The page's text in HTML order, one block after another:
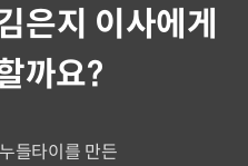
은지 이사에게
까요?
들타이를 만든